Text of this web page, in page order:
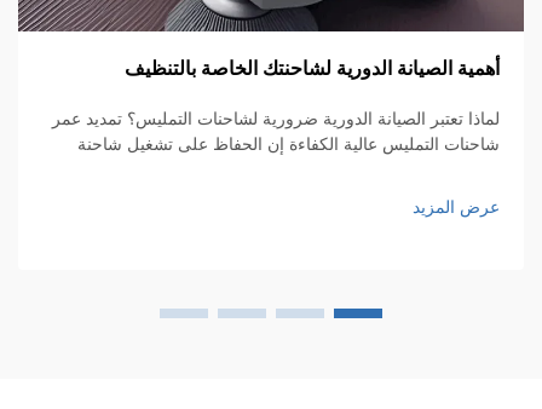
الصيانة الدورية لشاحنتك الخاصة بالتنظيف
تعتبر الصيانة الدورية ضرورية لشاحنات التمليس؟ تمديد عمر
التمليس عالية الكفاءة إن الحفاظ على تشغيل شاحنة
أطول. أشياء بسيطة مثل الفحص الدوري...
المزيد